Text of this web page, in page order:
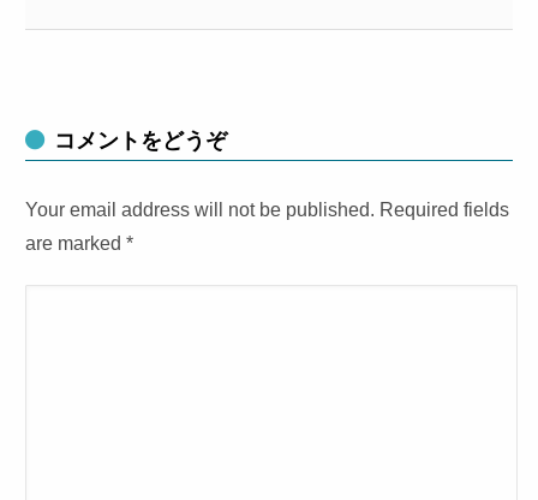
コメントをどうぞ
Your email address will not be published. Required fields
are marked*